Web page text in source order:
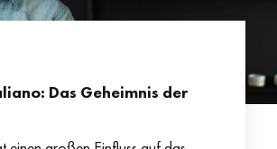
Das Geheimnis der